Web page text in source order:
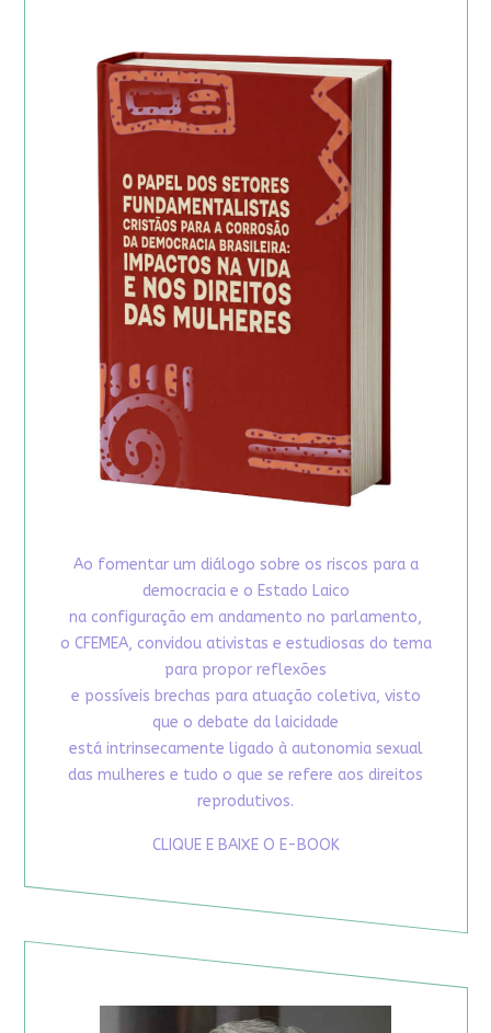
Ao fomentar um diálogo sobre os riscos para a
democracia e o Estado Laico
na configuração em andamento no parlamento,
o CFEMEA, convidou ativistas e estudiosas do tema
para propor reflexões
e possíveis brechas para atuação coletiva, visto
que o debate da laicidade
está intrinsecamente ligado à autonomia sexual
das mulheres e tudo o que se refere aos direitos
reprodutivos.
CLIQUE E BAIXE O E-BOOK